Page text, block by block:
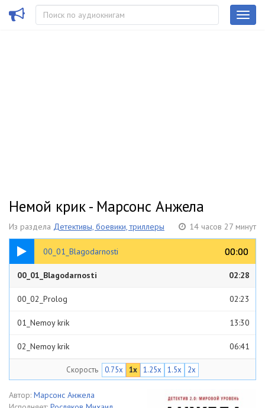
Немой крик - Марсонс Анжела
Из раздела Детективы, боевики, триллеры 14 часов 27 минут
00_01_Blagodarnosti 00:00
00:00
02:28
00_01_Blagodarnosti 02:28
00_02_Prolog 02:23
01_Nemoy krik 13:30
02_Nemoy krik 06:41
03_Nemoy krik
04_Nemoy krik 15:29
Скорость 0.75x 1x 1.25x 1.5x 2x
Автор: Марсонс Анжела